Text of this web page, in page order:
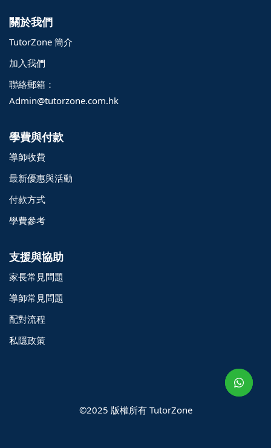
關於我們
TutorZone 簡介
加入我們
聯絡郵箱：
Admin@tutorzone.com.hk
學費與付款
導師收費
最新優惠與活動
付款方式
學費參考
支援與協助
家長常見問題
導師常見問題
配對流程
私隱政策
©2025 版權所有 TutorZone